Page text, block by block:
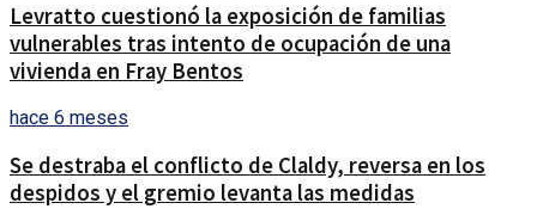
Levratto cuestionó la exposición de familias
vulnerables tras intento de ocupación de una
vivienda en Fray Bentos
hace 6 meses
Se destraba el conflicto de Claldy, reversa en los
despidos y el gremio levanta las medidas